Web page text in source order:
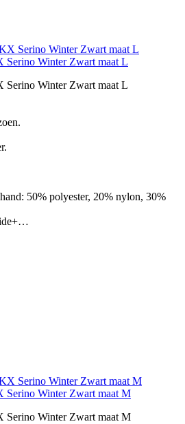
Serino Winter Zwart maat L
Serino Winter Zwart maat L
50% polyester, 20% nylon, 30%
Serino Winter Zwart maat M
Serino Winter Zwart maat M